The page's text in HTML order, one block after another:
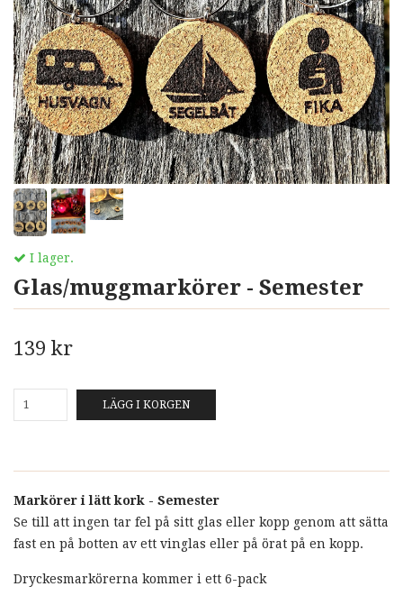
I lager.
Glas/muggmarkörer - Semester
139 kr
LÄGG I KORGEN
Markörer i lätt kork - Semester
Se till att ingen tar fel på sitt glas eller kopp genom att sätta
fast en på botten av ett vinglas eller på örat på en kopp.
Dryckesmarkörerna kommer i ett 6-pack